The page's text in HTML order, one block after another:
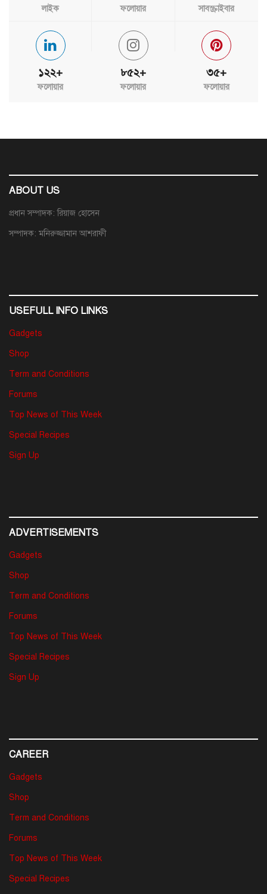
লাইক ফলোয়ার সাবস্ক্রাইবার
১২২+
ফলোয়ার
৮৫২+
ফলোয়ার
৩৫+
ফলোয়ার
ABOUT US
প্রধান সম্পাদক: রিয়াজ হোসেন
সম্পাদক: মনিরুজ্জামান আশরাফী
USEFULL INFO LINKS
Gadgets
Shop
Term and Conditions
Forums
Top News of This Week
Special Recipes
Sign Up
ADVERTISEMENTS
Gadgets
Shop
Term and Conditions
Forums
Top News of This Week
Special Recipes
Sign Up
CAREER
Gadgets
Shop
Term and Conditions
Forums
Top News of This Week
Special Recipes